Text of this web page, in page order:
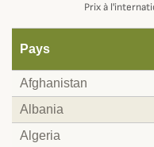
Prix à
Pays
Afghanistan
Albania
Algeria